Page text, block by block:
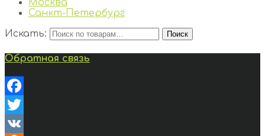
Москва
Санкт-Петербург
Искать:
Поиск
Обратная связь
Facebook
Twitter